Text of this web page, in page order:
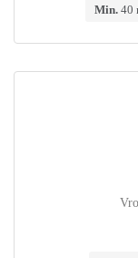
Min. 40